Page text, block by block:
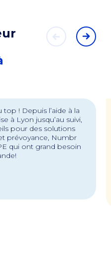
! Depuis l’aide à la
à Lyon jusqu’au suivi,
pour des solutions
prévoyance, Numbr
qui ont grand besoin